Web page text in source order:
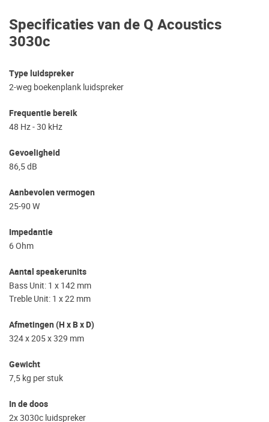
Specificaties van de Q Acoustics
3030c
Type luidspreker
2-weg boekenplank luidspreker
Frequentie bereik
48 Hz - 30 kHz
Gevoeligheid
86,5 dB
Aanbevolen vermogen
25-90 W
Impedantie
6 Ohm
Aantal speakerunits
Bass Unit: 1 x 142 mm
Treble Unit: 1 x 22 mm
Afmetingen (H x B x D)
324 x 205 x 329 mm
Gewicht
7,5 kg per stuk
In de doos
2x 3030c luidspreker